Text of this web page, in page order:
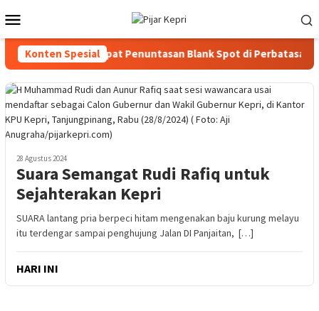
ke
kontenMobile
Konten Spesial
KomDigi Percepat Penuntasan Blank Spot di Perbatasan
28 Agustus 2024
Suara Semangat Rudi Rafiq untuk
Sejahterakan Kepri
SUARA lantang pria berpeci hitam mengenakan baju kurung melayu
itu terdengar sampai penghujung Jalan DI Panjaitan, […]
HARI INI